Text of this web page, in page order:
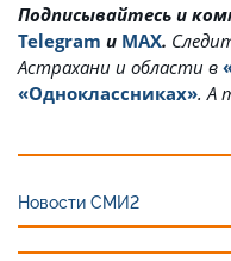
Подписывайтесь и
Telegram и MAX.
Астрахани и области в
«Одноклассниках». А
Новости СМИ2